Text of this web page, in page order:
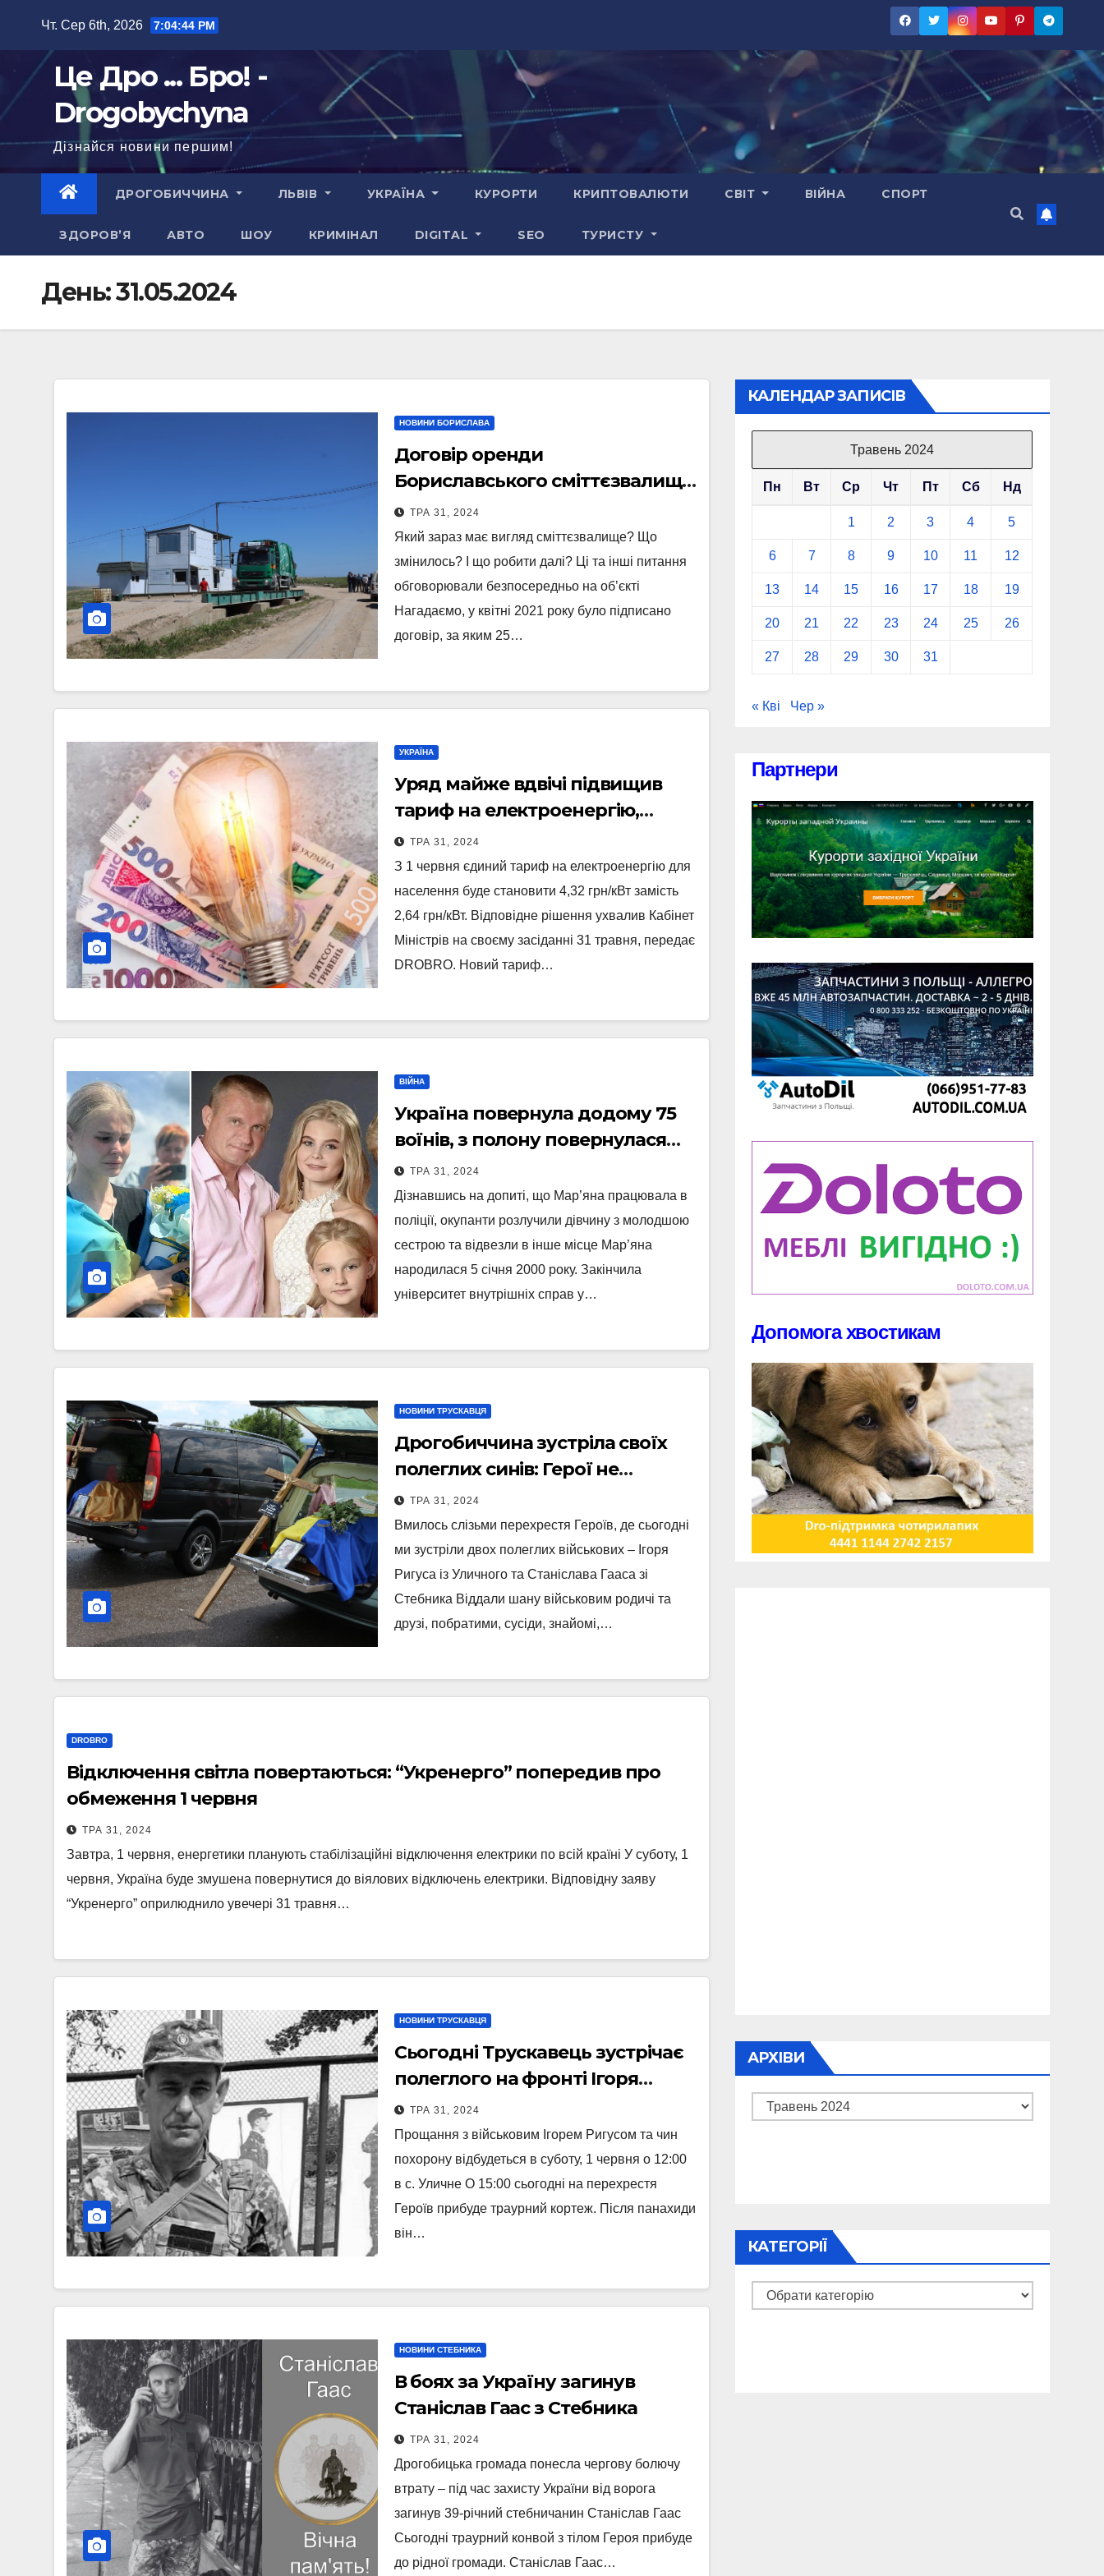
Чт. Сер 6th, 2026 7:04:45 PM
Це Дро ... Бро! -
Drogobychyna
Дізнайся новини першим!
ДРОГОБИЧЧИНА ЛЬВІВ УКРАЇНА КУРОРТИ КРИПТОВАЛЮТИ СВІТ ВІЙНА СПОРТ
ЗДОРОВ’Я АВТО ШОУ КРИМІНАЛ DIGITAL SEO ТУРИСТУ
День:31.05.2024
НОВИНИ БОРИСЛАВА
Договір оренди
Бориславського сміттєзвалища
добігає кінця – що далі
ТРА 31, 2024
Який зараз має вигляд сміттєзвалище? Що
змінилось? І що робити далі? Ці та інші питання
обговорювали безпосередньо на об’єкті
Нагадаємо, у квітні 2021 року було підписано
договір, за яким 25…
УКРАЇНА
Уряд майже вдвічі підвищив
тариф на електроенергію,
диференційованого підходу не
передбачено
ТРА 31, 2024
З 1 червня єдиний тариф на електроенергію для
населення буде становити 4,32 грн/кВт замість
2,64 грн/кВт. Відповідне рішення ухвалив Кабінет
Міністрів на своєму засіданні 31 травня, передає
DROBRO. Новий тариф…
ВІЙНА
Україна повернула додому 75
воїнів, з полону повернулася
Мар’яна Чечелюк
ТРА 31, 2024
Дізнавшись на допиті, що Мар’яна працювала в
поліції, окупанти розлучили дівчину з молодшою ​​
сестрою та відвезли в інше місце Мар’яна
народилася 5 січня 2000 року. Закінчила
університет внутрішніх справ у…
НОВИНИ ТРУСКАВЦЯ
Дрогобиччина зустріла своїх
полеглих синів: Герої не
вмирають – просто йдуть із
поля бою – в небо
ТРА 31, 2024
Вмилось слізьми перехрестя Героїв, де сьогодні
ми зустріли двох полеглих військових – Ігоря
Ригуса із Уличного та Станіслава Гааса зі
Стебника Віддали шану військовим родичі та
друзі, побратими, сусіди, знайомі,…
DROBRO
Відключення світла повертаються: “Укренерго” попередив про
обмеження 1 червня
ТРА 31, 2024
Завтра, 1 червня, енергетики планують стабілізаційні відключення електрики по всій країні У суботу, 1
червня, Україна буде змушена повернутися до віялових відключень електрики. Відповідну заяву
“Укренерго” оприлюднило увечері 31 травня…
НОВИНИ ТРУСКАВЦЯ
Сьогодні Трускавець зустрічає
полеглого на фронті Ігоря
Ригуса
ТРА 31, 2024
Прощання з військовим Ігорем Ригусом та чин
похорону відбудеться в суботу, 1 червня о 12:00
в с. Уличне О 15:00 сьогодні на перехрестя
Героїв прибуде траурний кортеж. Після панахиди
він…
НОВИНИ СТЕБНИКА
В боях за Україну загинув
Станіслав Гаас з Стебника
ТРА 31, 2024
Дрогобицька громада понесла чергову болючу
втрату – під час захисту України від ворога
загинув 39-річний стебничанин Станіслав Гаас
Сьогодні траурний конвой з тілом Героя прибуде
до рідної громади. Станіслав Гаас…
КАЛЕНДАР ЗАПИСІВ
Травень 2024
Пн Вт Ср Чт Пт Сб Нд
1 2 3 4 5
6 7 8 9 10 11 12
13 14 15 16 17 18 19
20 21 22 23 24 25 26
27 28 29 30 31
« Кві Чер »
Партнери
Допомога хвостикам
АРХІВИ
Архіви
КАТЕГОРІЇ
Категорії